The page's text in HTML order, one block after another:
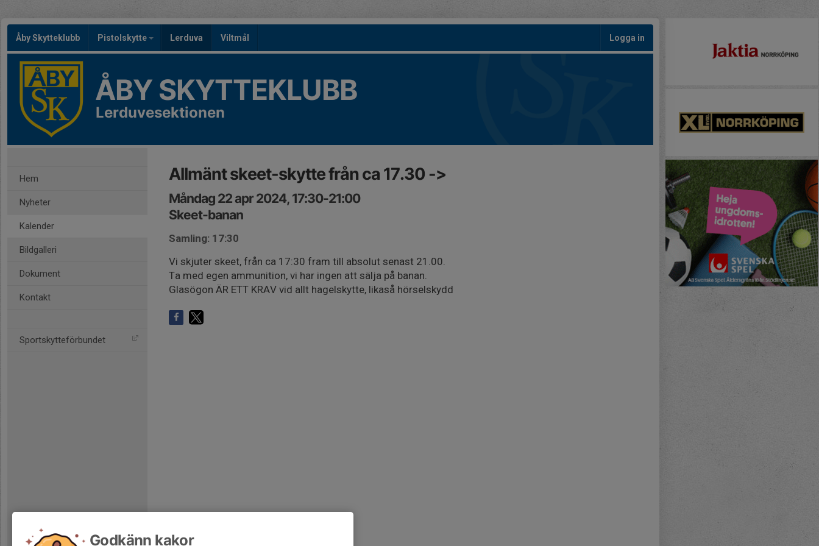
Åby Skytteklubb Pistolskytte Lerduva Viltmål Logga in
ÅBY SKYTTEKLUBB
Lerduvesektionen
Hem
Nyheter
Kalender
Bildgalleri
Dokument
Kontakt
Sportskytteförbundet
Allmänt skeet-skytte från ca 17.30 ->
Måndag 22 apr 2024, 17:30-21:00
Skeet-banan
Samling: 17:30
Vi skjuter skeet, från ca 17:30 fram till absolut senast 21.00.
Ta med egen ammunition, vi har ingen att sälja på banan.
Glasögon ÄR ETT KRAV vid allt hagelskytte, likaså hörselskydd
Godkänn kakor